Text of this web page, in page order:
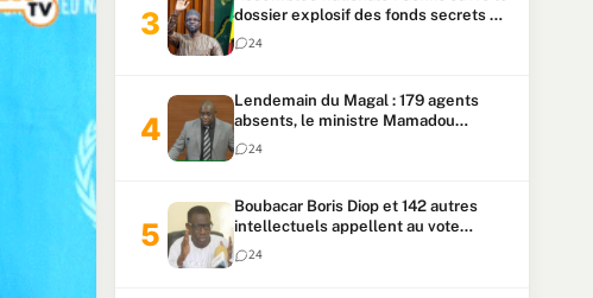
dossier explosif des fonds secrets et
du patrimoine présidentiel
24
Lendemain du Magal : 179 agents
absents, le ministre Mamadou
Lamine Dianté exige des explications
24
Boubacar Boris Diop et 142 autres
intellectuels appellent au vote
urgent de la révision
constitutionnelle
24